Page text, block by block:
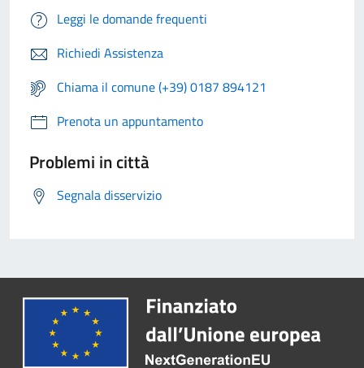
Leggi le domande frequenti
Richiedi Assistenza
Chiama il comune (+39) 0187 894121
Prenota un appuntamento
Problemi in città
Segnala disservizio